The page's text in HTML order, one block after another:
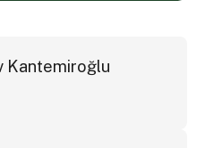
Kantemiroğlu